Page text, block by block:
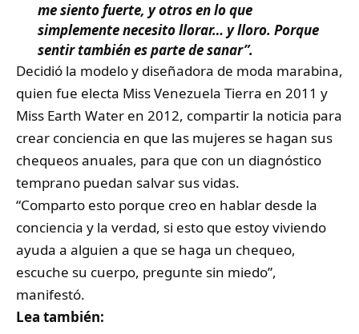
me siento fuerte, y otros en lo que
simplemente necesito llorar… y lloro. Porque
sentir también es parte de sanar”.
Decidió la modelo y diseñadora de moda marabina,
quien fue electa Miss Venezuela Tierra en 2011 y
Miss Earth Water en 2012, compartir la noticia para
crear conciencia en que las mujeres se hagan sus
chequeos anuales, para que con un diagnóstico
temprano puedan salvar sus vidas.
“Comparto esto porque creo en hablar desde la
conciencia y la verdad, si esto que estoy viviendo
ayuda a alguien a que se haga un chequeo,
escuche su cuerpo, pregunte sin miedo”,
manifestó.
Lea también: